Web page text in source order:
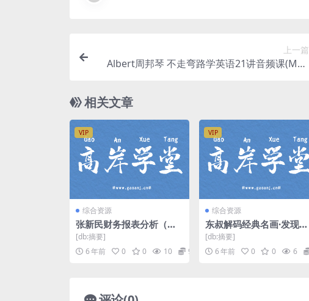
上一篇
Albert周邦琴 不走弯路学英语21讲音频课(MP3
相关文章
VIP
综合资源
张新民财务报表分析（完
结）（超清视频）百度网
盘
[db:摘要]
6 年前
0 0 10 9.9
VIP
综合资源
东叔解码经典名画·发现艺
术之美 mp3音频 百度网
盘
[db:摘要]
6 年前
0 0 6